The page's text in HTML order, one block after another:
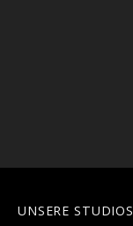
UNSERE STUDIOS